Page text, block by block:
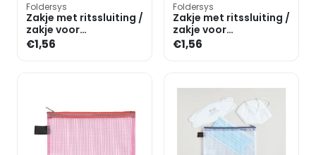
Foldersys
Zakje met ritssluiting /
zakje voor
mondmasker A6
»Fresh Colour«
€1,56
Foldersys
Zakje met ritssluiting /
zakje voor
mondmasker A6
»Fresh Colour«
€1,56